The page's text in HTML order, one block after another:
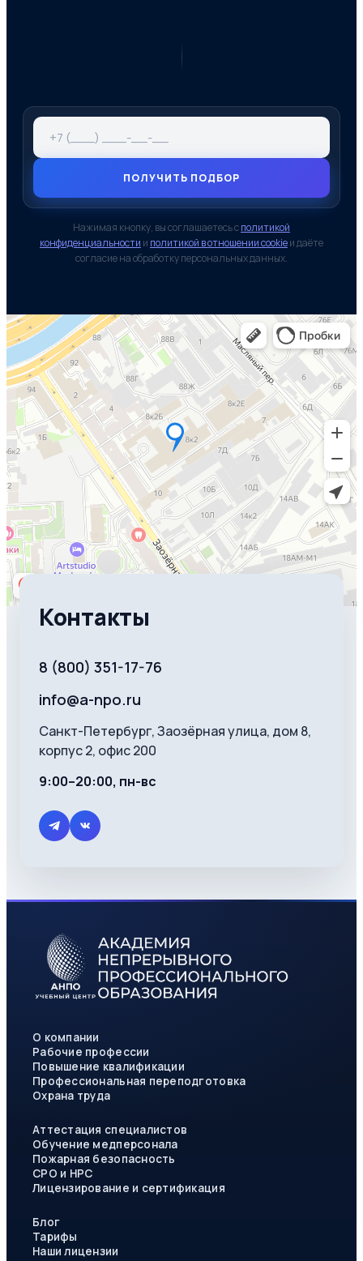
ПОЛУЧИТЬ ПОДБОР
Нажимая кнопку, вы соглашаетесь сполитикой
конфиденциальности и политикой в отношении cookieи даёте
согласие на обработку персональных данных.
Контакты
8 (800) 351-17-76
info@a-npo.ru
Санкт-Петербург, Заозёрная улица, дом 8,
корпус 2, офис 200
9:00–20:00, пн-вс
О компании
Рабочие профессии
Повышение квалификации
Профессиональная переподготовка
Охрана труда
Аттестация специалистов
Обучение медперсонала
Пожарная безопасность
СРО и НРС
Лицензирование и сертификация
Блог
Тарифы
Наши лицензии